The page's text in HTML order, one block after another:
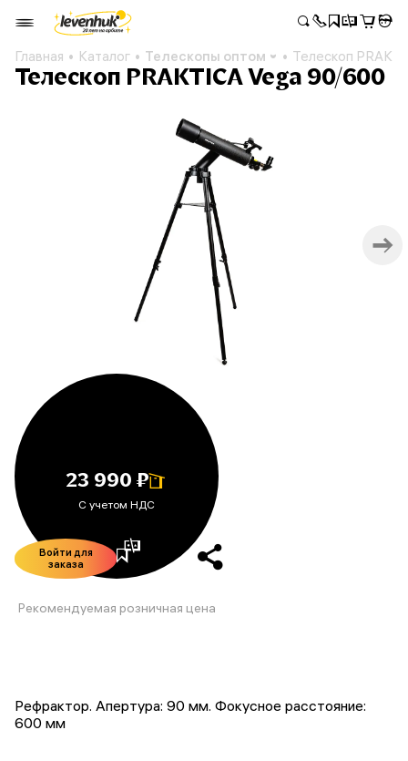
Главная Каталог Телескопы оптом Телескоп
Телескоп PRAKTICA Vega 90/600
23 990 ₽
С учетом НДС
Войти для
заказа
Рекомендуемая розничная цена
Рефрактор. Апертура: 90 мм. Фокусное расстояние:
600 мм